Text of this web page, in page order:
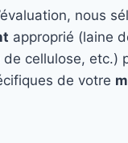
nous
approprié (laine
cellulose, etc.)
de votre